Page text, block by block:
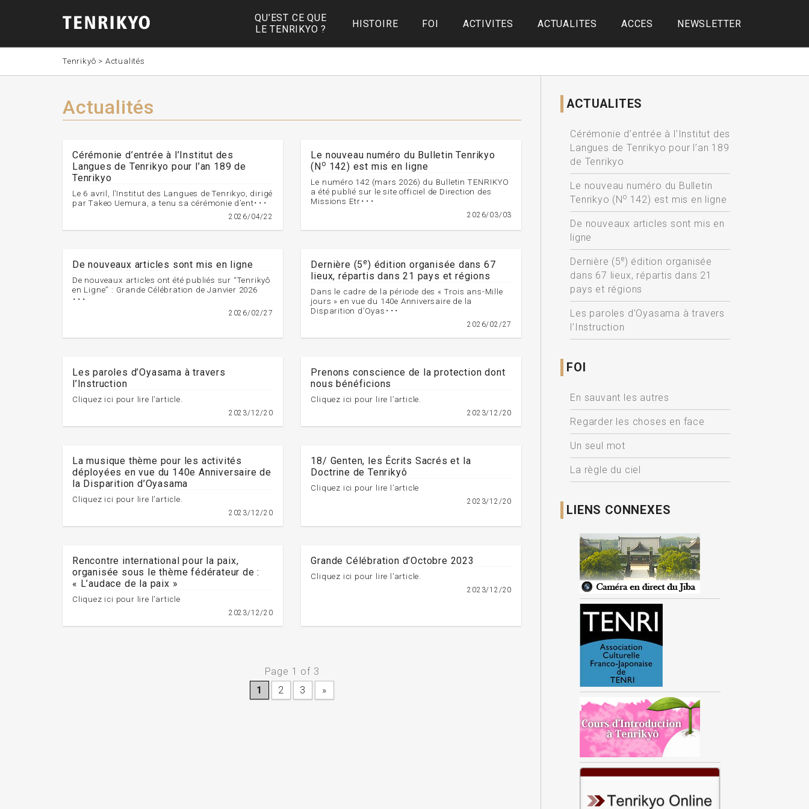
QU’EST CE QUE
LE TENRIKYO ?
HISTOIRE FOI ACTIVITES ACTUALITES ACCES NEWSLETTER
Tenrikyô > Actualités
Actualités
Cérémonie d’entrée à l’Institut des
Langues de Tenrikyo pour l’an 189 de
Tenrikyo
Le 6 avril, l’Institut des Langues de Tenrikyo, dirigé
par Takeo Uemura, a tenu sa cérémonie d’ent･･･
2026/04/22
Le nouveau numéro du Bulletin Tenrikyo
(No 142) est mis en ligne
Le numéro 142 (mars 2026) du Bulletin TENRIKYO
a été publié sur le site officiel de Direction des
Missions Etr･･･
2026/03/03
De nouveaux articles sont mis en ligne
De nouveaux articles ont été publiés sur “Tenrikyô
en Ligne” : Grande Célébration de Janvier 2026
･･･
2026/02/27
Dernière (5 e) édition organisée dans 67
lieux, répartis dans 21 pays et régions
Dans le cadre de la période des « Trois ans-Mille
jours » en vue du 140e Anniversaire de la
Disparition d’Oyas･･･
2026/02/27
Les paroles d’Oyasama à travers
l’Instruction
Cliquez ici pour lire l’article.
2023/12/20
Prenons conscience de la protection dont
nous bénéficions
Cliquez ici pour lire l’article.
2023/12/20
La musique thème pour les activités
déployées en vue du 140e Anniversaire de
la Disparition d’Oyasama
Cliquez ici pour lire l’article.
2023/12/20
18/ Genten, les Écrits Sacrés et la
Doctrine de Tenrikyô
Cliquez ici pour lire l’article
2023/12/20
Rencontre international pour la paix,
organisée sous le thème fédérateur de :
« L’audace de la paix »
Cliquez ici pour lire l’article
2023/12/20
Grande Célébration d’Octobre 2023
Cliquez ici pour lire l’article.
2023/12/20
Page 1 of 3
1
2 3 »
ACTUALITES
Cérémonie d’entrée à l’Institut des
Langues de Tenrikyo pour l’an 189
de Tenrikyo
Le nouveau numéro du Bulletin
Tenrikyo (No 142) est mis en ligne
De nouveaux articles sont mis en
ligne
Dernière (5e) édition organisée
dans 67 lieux, répartis dans 21
pays et régions
Les paroles d’Oyasama à travers
l’Instruction
FOI
En sauvant les autres
Regarder les choses en face
Un seul mot
La règle du ciel
LIENS CONNEXES